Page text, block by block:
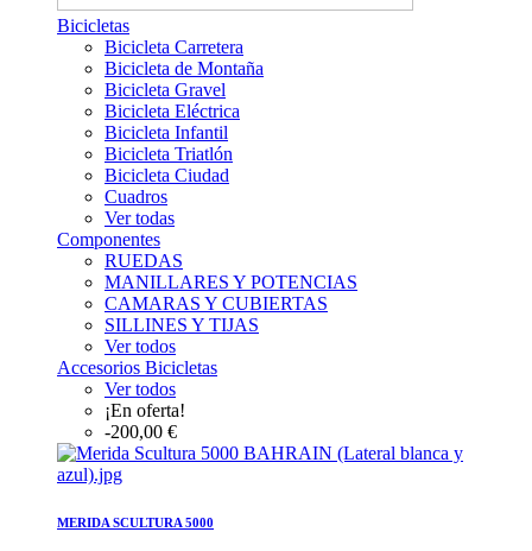
Bicicletas
Bicicleta Carretera
Bicicleta de Montaña
Bicicleta Gravel
Bicicleta Eléctrica
Bicicleta Infantil
Bicicleta Triatlón
Bicicleta Ciudad
Cuadros
Ver todas
Componentes
RUEDAS
MANILLARES Y POTENCIAS
CAMARAS Y CUBIERTAS
SILLINES Y TIJAS
Ver todos
Accesorios Bicicletas
Ver todos
¡En oferta!
-200,00 €
MERIDA SCULTURA 5000